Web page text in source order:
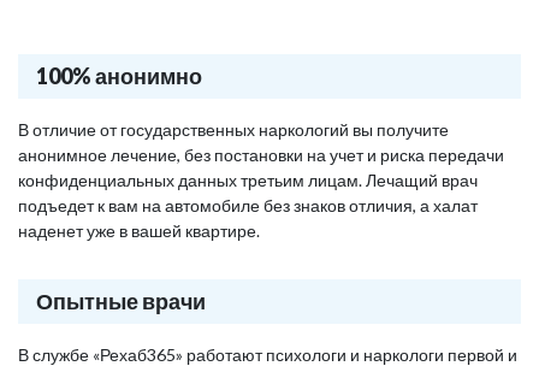
100% анонимно
В отличие от государственных наркологий вы получите
анонимное лечение, без постановки на учет и риска передачи
конфиденциальных данных третьим лицам. Лечащий врач
подъедет к вам на автомобиле без знаков отличия, а халат
наденет уже в вашей квартире.
Опытные врачи
В службе «Рехаб365» работают психологи и наркологи первой и